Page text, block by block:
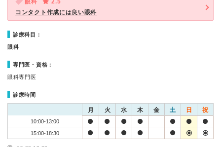
眼科
2.5
コンタクト作成には良い眼科
診療科目：
眼科
専門医・資格：
眼科専門医
診療時間
月 火 水 木 金 土 日 祝
10:00-13:00
15:00-18:30